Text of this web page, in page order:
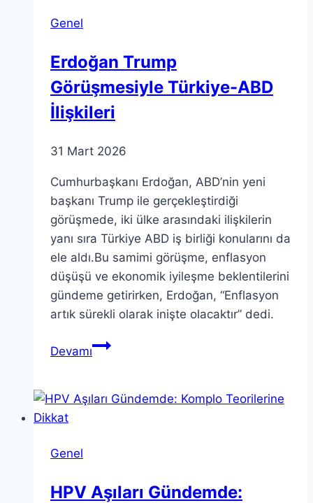
Genel
Erdoğan Trump
Görüşmesiyle Türkiye-ABD
İlişkileri
31 Mart 2026
Cumhurbaşkanı Erdoğan, ABD’nin yeni
başkanı Trump ile gerçekleştirdiği
görüşmede, iki ülke arasındaki ilişkilerin
yanı sıra Türkiye ABD iş birliği konularını da
ele aldı.Bu samimi görüşme, enflasyon
düşüşü ve ekonomik iyileşme beklentilerini
gündeme getirirken, Erdoğan, “Enflasyon
artık sürekli olarak inişte olacaktır” dedi.
DevamıErdoğan
Türkiye-
Genel
HPV Aşıları Gündemde: